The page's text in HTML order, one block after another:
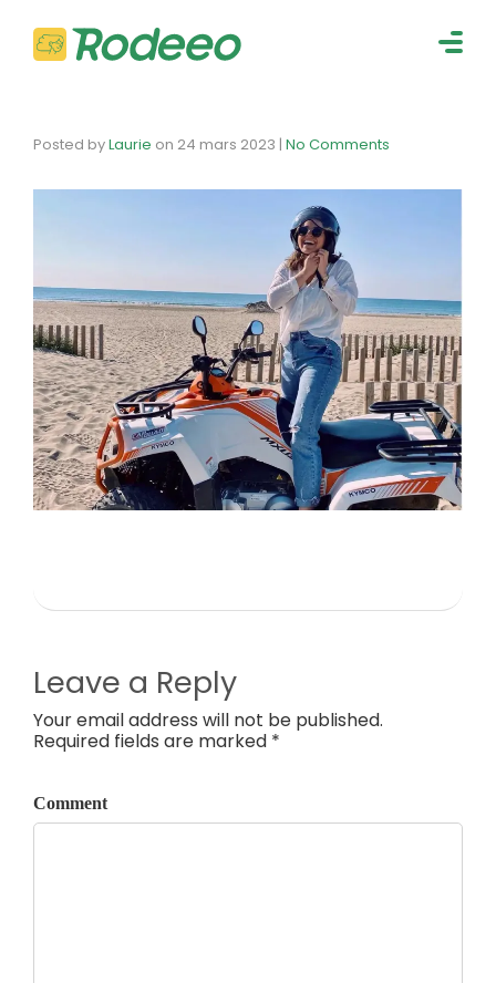
Posted byLaurie on 24 mars 2023 | No Comments
Leave a Reply
Your email address will not be published.
Required fields are marked *
Comment